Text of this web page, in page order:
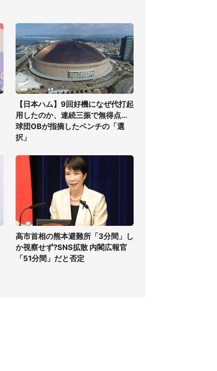
【日本ハム】9回好機になぜ代打起
用したのか、連続三振で無得点...
球団OBが指摘したベンチの「選
択」
高市首相の熊本避難所「3分間」し
か視察せず?SNS拡散 内閣広報官
「51分間」だと否定